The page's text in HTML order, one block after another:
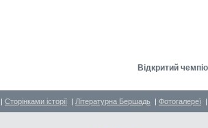
Відкритий
| Сторінками історії | Літературна Бершадь | Фотогалереї